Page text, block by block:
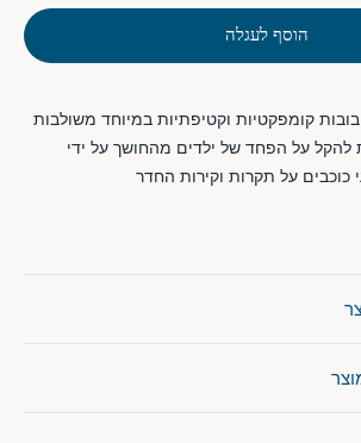
הוסף לעגלה
קומפקטיות וקטיפתיות במיוחד משולבות
להקל על הפחד של ילדים מהחושך על ידי
כוכבים על תקרות וקירות החדר